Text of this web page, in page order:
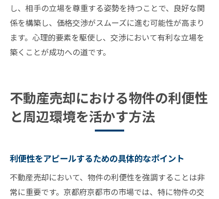
し、相手の立場を尊重する姿勢を持つことで、良好な関
係を構築し、価格交渉がスムーズに進む可能性が高まり
ます。心理的要素を駆使し、交渉において有利な立場を
築くことが成功への道です。
不動産売却における物件の利便性
と周辺環境を活かす方法
利便性をアピールするための具体的なポイント
不動産売却において、物件の利便性を強調することは非
常に重要です。京都府京都市の市場では、特に物件の交